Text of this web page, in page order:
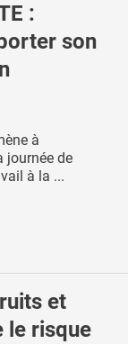
:
son
à
journée de
à la ...
et
le risque